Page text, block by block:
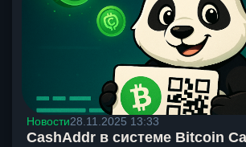
Новости28.11.2025 13:33
CashAddr в системе Bitcoin